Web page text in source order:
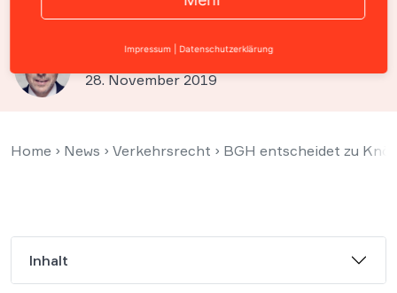
Muss der Halter zahlen?
Prof. Christian Solmecke
28. November 2019
Home › News › Verkehrsrecht › BGH entscheidet zu
Inhalt
Impressum Datenschutzerklärung